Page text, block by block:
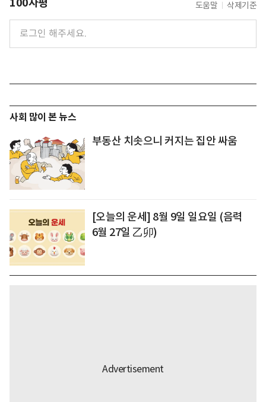
도움말 삭제기준
사회 많이 본 뉴스
부동산 치솟으니 커지는 집안 싸움
[오늘의 운세] 8월 9일 일요일 (음력
6월 27일 乙卯)